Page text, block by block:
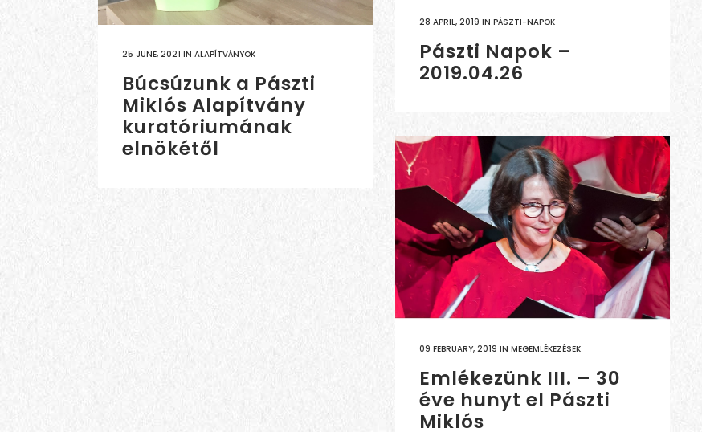
25 JUNE, 2021 IN ALAPÍTVÁNYOK
Búcsúzunk a Pászti
Miklós Alapítvány
kuratóriumának
elnökétől
28 APRIL, 2019 IN PÁSZTI-NAPOK
Pászti Napok –
2019.04.26
09 FEBRUARY, 2019 IN MEGEMLÉKEZÉSEK
Emlékezünk III. – 30
éve hunyt el Pászti
Miklós